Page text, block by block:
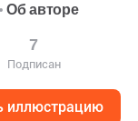
Об авторе
7
Подписан
иллюстрацию